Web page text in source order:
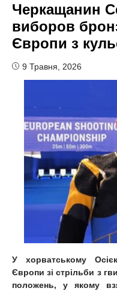
Черкащанин
виборов
Європи з
9 Травня, 2026
У хорватському
Європи зі стрільби з
положень, у якому